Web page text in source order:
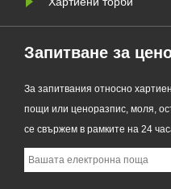
Запитване за
За запитвания относно
пощи или ценоразпис, моля,
се свържем в рамките на 24